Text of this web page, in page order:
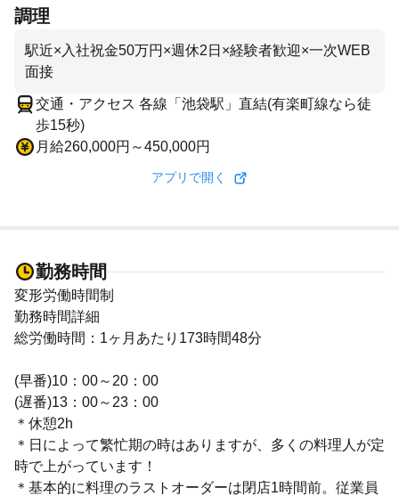
調理
駅近×入社祝金50万円×週休2日×経験者歓迎×一次WEB
面接
交通・アクセス 各線「池袋駅」直結(有楽町線なら徒
歩15秒)
月給260,000円～450,000円
アプリで開く
勤務時間
変形労働時間制
勤務時間詳細
総労働時間：1ヶ月あたり173時間48分
(早番)10：00～20：00
(遅番)13：00～23：00
＊休憩2h
＊日によって繁忙期の時はありますが、多くの料理人が定
時で上がっています！
＊基本的に料理のラストオーダーは閉店1時間前。従業員